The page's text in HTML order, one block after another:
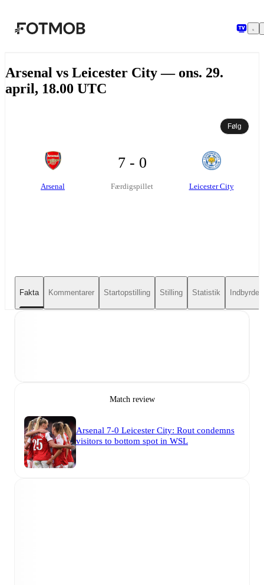
Arsenal vs Leicester City — ons. 29.
april, 18.00 UTC
Følg
Arsenal
7 - 0
Færdigspillet Leicester City
Fakta Kommentarer Startopstilling Stilling Statistik Indbyrdes
Match review
Arsenal 7-0 Leicester City: Rout condemns
visitors to bottom spot in WSL